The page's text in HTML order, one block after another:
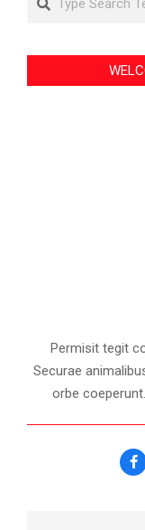
Permisit tegit
Securae
orbe